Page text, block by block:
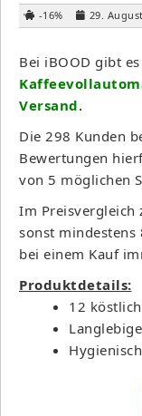
-16% 29.
Bei iBOOD gibt
Versand.
Die 298 Kunden
Bewertungen
von 5 möglichen
Im Preisvergleich
sonst mindestens
bei einem Kauf
Produktdetails:
12